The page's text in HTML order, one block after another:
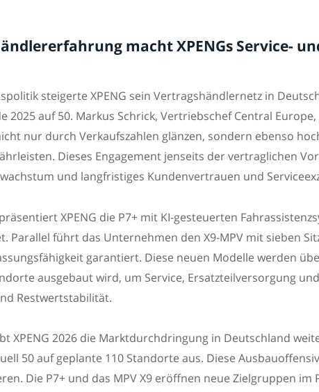
macht XPENGs Service-
steigerte XPENG sein Vertragshändlernetz in
2025 auf 50. Markus Schrick, Vertriebschef Central
nur durch Verkaufszahlen glänzen, sondern ebenso
Dieses Engagement jenseits der vertraglichen
und langfristiges Kundenvertrauen und
XPENG die P7+ mit KI-gesteuerten
Parallel führt das Unternehmen den X9-MPV mit sieben
garantiert. Diese neuen Modelle werden
ausgebaut wird, um Service, Ersatzteilversorgung
Restwertstabilität.
XPENG 2026 die Marktdurchdringung in Deutschland
50 auf geplante 110 Standorte aus. Diese
Die P7+ und das MPV X9 eröffnen neue Zielgruppen